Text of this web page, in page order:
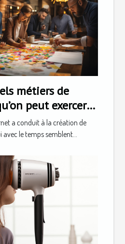
métiers de
peut exercer
a conduit à la création de
le temps semblent...